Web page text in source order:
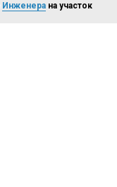
Инженера на участок